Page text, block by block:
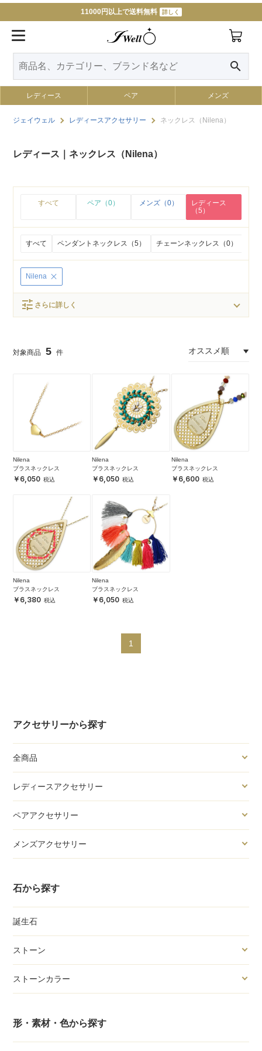
11000円以上で送料無料 詳しく
search
レディース ペア メンズ
ジェイウェル レディースアクセサリー ネックレス（Nilena）
アクセサリーから探す
全商品
レディースアクセサリー
ペアアクセサリー
メンズアクセサリー
石から探す
誕生石
ストーン
ストーンカラー
形・素材・色から探す
レディース｜ネックレス（Nilena）
すべて ペア（0） メンズ（0）
レディース
（5）
すべて ペンダントネックレス（5） チェーンネックレス（0）
Nilena
tune さらに詳しく
5
Nilena
ブラスネックレス
6,050
Nilena
ブラスネックレス
6,050
Nilena
ブラスネックレス
6,600
Nilena
ブラスネックレス
6,380
Nilena
ブラスネックレス
6,050
1